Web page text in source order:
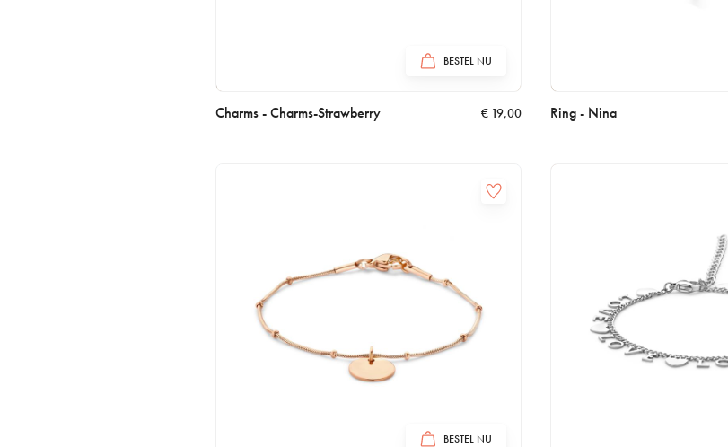
BESTEL NU
Charms - Charms-Strawberry € 19,00 Ring - Nina
BESTEL NU